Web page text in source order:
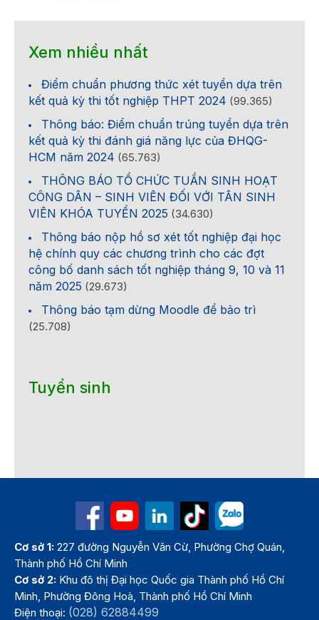
Xem nhiều nhất
Điểm chuẩn phương thức xét tuyển dựa trên
kết quả kỳ thi tốt nghiệp THPT 2024 (99.365)
Thông báo: Điểm chuẩn trúng tuyển dựa trên
kết quả kỳ thi đánh giá năng lực của ĐHQG-
HCM năm 2024 (65.763)
THÔNG BÁO TỔ CHỨC TUẦN SINH HOẠT
CÔNG DÂN – SINH VIÊN ĐỐI VỚI TÂN SINH
VIÊN KHÓA TUYỂN 2025 (34.630)
Thông báo nộp hồ sơ xét tốt nghiệp đại học
hệ chính quy các chương trình cho các đợt
công bố danh sách tốt nghiệp tháng 9, 10 và 11
năm 2025 (29.673)
Thông báo tạm dừng Moodle để bảo trì
(25.708)
Tuyển sinh
Cơ sở 1: 227 đường Nguyễn Văn Cừ, Phường Chợ Quán,
Thành phố Hồ Chí Minh
Cơ sở 2: Khu đô thị Đại học Quốc gia Thành phố Hồ Chí
Minh, Phường Đông Hoà, Thành phố Hồ Chí Minh
Điện thoại: (028) 62884499